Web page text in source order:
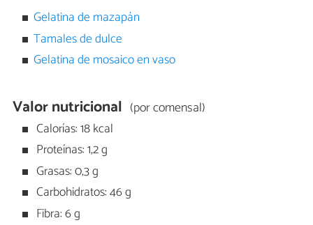
Gelatina de mazapán
Tamales de dulce
Gelatina de mosaico en vaso
Valor nutricional (por comensal)
Calorías: 18 kcal
Proteínas: 1,2 g
Grasas: 0,3 g
Carbohidratos: 46 g
Fibra: 6 g